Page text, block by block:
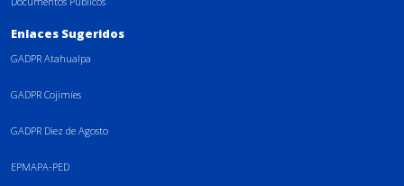
Enlaces Sugeridos
GADPR Atahualpa
GADPR Cojimíes
GADPR Diez de Agosto
EPMAPA-PED